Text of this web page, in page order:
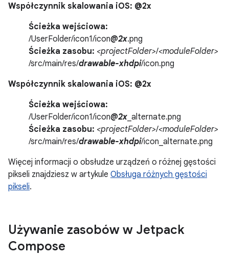
Współczynnik skalowania iOS: @2x
Ścieżka wejściowa:
/UserFolder/icon1/icon@2x.png
Ścieżka zasobu: <projectFolder>/<moduleFolder>
/src/main/res/drawable-xhdpi/icon.png
Współczynnik skalowania iOS: @2x
Ścieżka wejściowa:
/UserFolder/icon1/icon@2x _alternate.png
Ścieżka zasobu: <projectFolder>/<moduleFolder>
/src/main/res/drawable-xhdpi/icon_alternate.png
Więcej informacji o obsłudze urządzeń o różnej gęstości
pikseli znajdziesz w artykule Obsługa różnych gęstości
pikseli.
Używanie zasobów w Jetpack
Compose